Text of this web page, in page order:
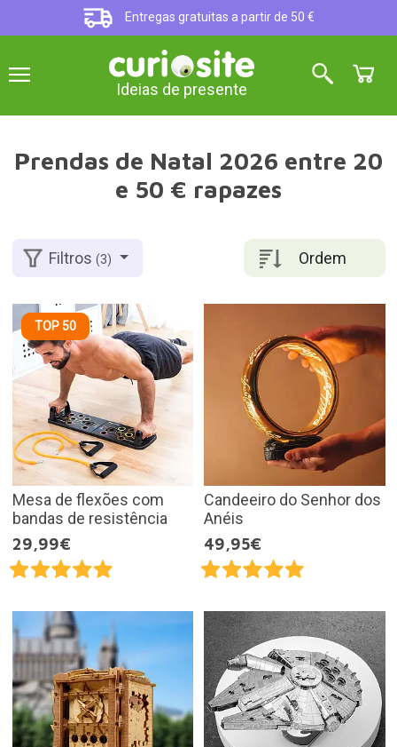
Entregas gratuitas a partir de 50 €
Ideias de presente
Prendas de Natal 2026 entre 20
e 50 € rapazes
Ordem
Filtros(3)
TOP 50
Mesa de flexões com
bandas de resistência
29,99€
Candeeiro do Senhor dos
Anéis
49,95€